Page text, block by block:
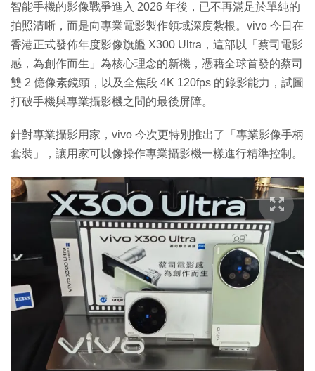
智能手機的影像戰爭進入 2026 年後，已不再滿足於單純的
拍照清晰，而是向專業電影製作領域深度紮根。vivo 今日在
香港正式發佈年度影像旗艦 X300 Ultra，這部以「蔡司電影
感，為創作而生」為核心理念的新機，憑藉全球首發的蔡司
雙 2 億像素鏡頭，以及全焦段 4K 120fps 的錄影能力，試圖
打破手機與專業攝影機之間的最後屏障。
針對專業攝影用家，vivo 今次更特別推出了「專業影像手柄
套裝」，讓用家可以像操作專業攝影機一樣進行精準控制。